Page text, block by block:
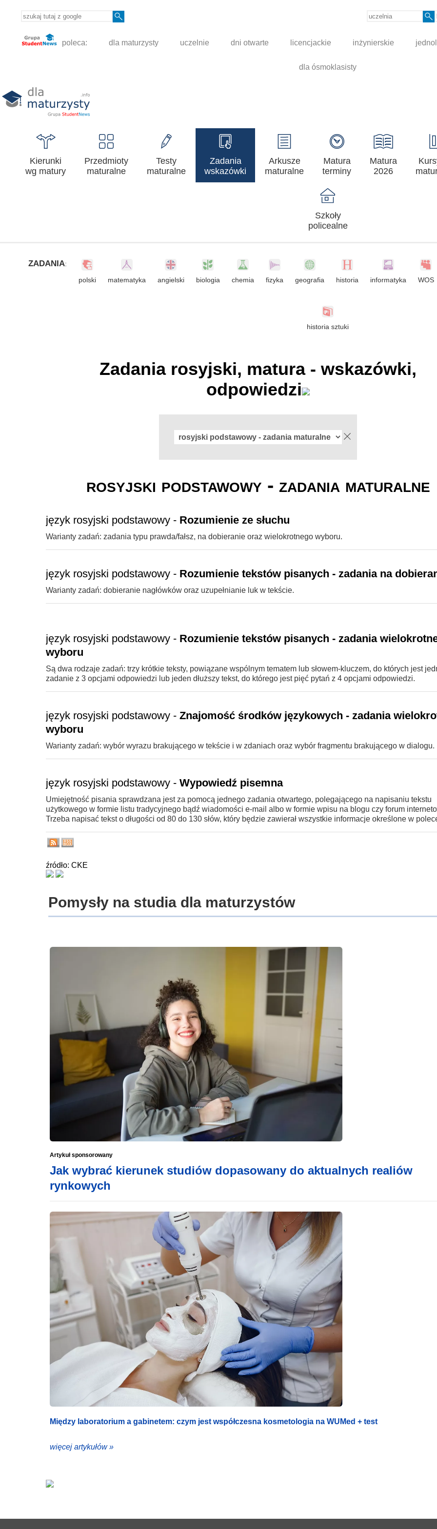
poleca: dla maturzysty uczelnie dni otwarte licencjackie inżynierskie
dla ósmoklasisty
Kierunki
wg matury
Przedmioty
maturalne
Testy
maturalne
Zadania
wskazówki
Arkusze
maturalne
Matura
terminy
Matura
2026
Szkoły
policealne
ZADANIA:
polski matematyka angielski biologia chemia fizyka geografia historia informatyka WOS
historia sztuki
Zadania rosyjski, matura - wskazówki,
odpowiedzi
rosyjski podstawowy - zadania maturalne
język rosyjski podstawowy - Rozumienie ze słuchu
Warianty zadań: zadania typu prawda/fałsz, na dobieranie oraz wielokrotnego wyboru.
język rosyjski podstawowy - Rozumienie tekstów pisanych - zadania na
Warianty zadań: dobieranie nagłówków oraz uzupełnianie luk w tekście.
język rosyjski podstawowy - Rozumienie tekstów pisanych - zadania
wyboru
Są dwa rodzaje zadań: trzy krótkie teksty, powiązane wspólnym tematem lub słowem-kluczem, do których jest
zadanie z 3 opcjami odpowiedzi lub jeden dłuższy tekst, do którego jest pięć pytań z 4 opcjami odpowiedzi.
język rosyjski podstawowy - Znajomość środków językowych - zadania
wyboru
Warianty zadań: wybór wyrazu brakującego w tekście i w zdaniach oraz wybór fragmentu brakującego w dialogu.
język rosyjski podstawowy - Wypowiedź pisemna
Umiejętność pisania sprawdzana jest za pomocą jednego zadania otwartego, polegającego na napisaniu tekstu
użytkowego w formie listu tradycyjnego bądź wiadomości e-mail albo w formie wpisu na blogu czy forum
Trzeba napisać tekst o długości od 80 do 130 słów, który będzie zawierał wszystkie informacje określone w
źródło: CKE
Pomysły na studia dla maturzystów
Artykuł sponsorowany
Jak wybrać kierunek studiów dopasowany do aktualnych realiów
rynkowych
Między laboratorium a gabinetem: czym jest współczesna kosmetologia na WUMed + test
więcej artykułów »